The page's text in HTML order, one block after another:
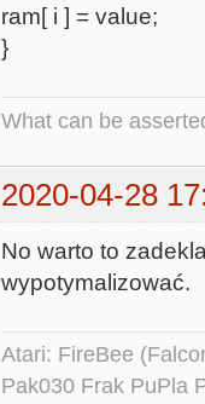
ram[ i ] = value;
}
What can be
2020-04-28
No warto to
wypotymalizować.
Atari: FireBee
Pak030 Frak PuPla